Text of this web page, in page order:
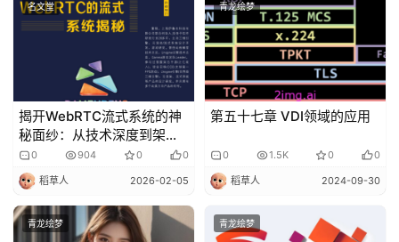
名文堂
揭开WebRTC流式系统的神
秘面纱：从技术深度到架构
创新
0 904 0 0
稻草人 2026-02-05
青龙绘梦
第五十七章 VDI领域的应用
0 1.5K 0 0
稻草人 2024-09-30
青龙绘梦 青龙绘梦